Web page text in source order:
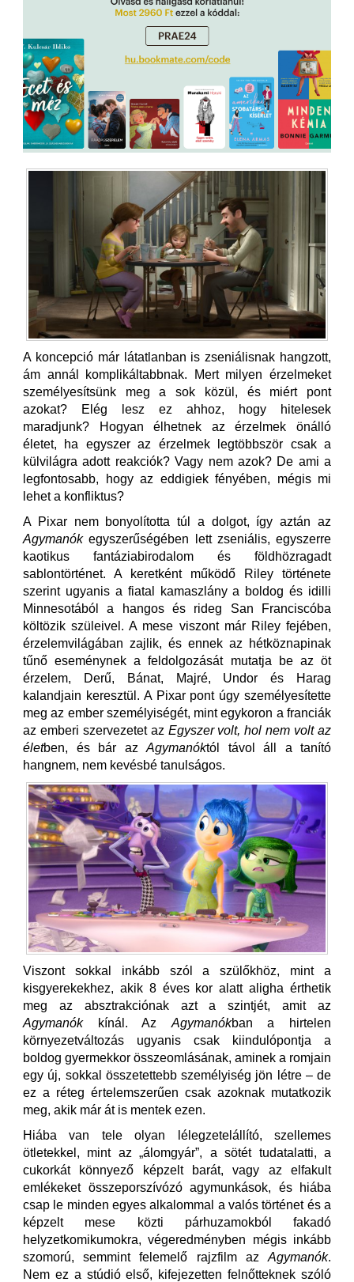
A koncepció már látatlanban is zseniálisnak hangzott,
ám annál komplikáltabbnak. Mert milyen érzelmeket
személyesítsünk meg a sok közül, és miért pont
azokat? Elég lesz ez ahhoz, hogy hitelesek
maradjunk? Hogyan élhetnek az érzelmek önálló
életet, ha egyszer az érzelmek legtöbbször csak a
külvilágra adott reakciók? Vagy nem azok? De ami a
legfontosabb, hogy az eddigiek fényében, mégis mi
lehet a konfliktus?
A Pixar nem bonyolította túl a dolgot, így aztán az
Agymanókegyszerűségében lett zseniális, egyszerre
kaotikus fantáziabirodalom és földhözragadt
sablontörténet. A keretként működő Riley története
szerint ugyanis a fiatal kamaszlány a boldog és idilli
Minnesotából a hangos és rideg San Franciscóba
költözik szüleivel. A mese viszont már Riley fejében,
érzelemvilágában zajlik, és ennek az hétköznapinak
tűnő eseménynek a feldolgozását mutatja be az öt
érzelem, Derű, Bánat, Majré, Undor és Harag
kalandjain keresztül. A Pixar pont úgy személyesítette
meg az ember személyiségét, mint egykoron a franciák
az emberi szervezetet az Egyszer volt, hol nem volt az
életben, és bár az Agymanóktól távol áll a tanító
hangnem, nem kevésbé tanulságos.
Viszont sokkal inkább szól a szülőkhöz, mint a
kisgyerekekhez, akik 8 éves kor alatt aligha érthetik
meg az absztrakciónak azt a szintjét, amit az
Agymanókkínál. Az Agymanókban a hirtelen
környezetváltozás ugyanis csak kiindulópontja a
boldog gyermekkor összeomlásának, aminek a romjain
egy új, sokkal összetettebb személyiség jön létre – de
ez a réteg értelemszerűen csak azoknak mutatkozik
meg, akik már át is mentek ezen.
Hiába van tele olyan lélegzetelállító, szellemes
ötletekkel, mint az „álomgyár”, a sötét tudatalatti, a
cukorkát könnyező képzelt barát, vagy az elfakult
emlékeket összeporszívózó agymunkások, és hiába
csap le minden egyes alkalommal a valós történet és a
képzelt mese közti párhuzamokból fakadó
helyzetkomikumokra, végeredményben mégis inkább
szomorú, semmint felemelő rajzfilm az Agymanók.
Nem ez a stúdió első, kifejezetten felnőtteknek szóló